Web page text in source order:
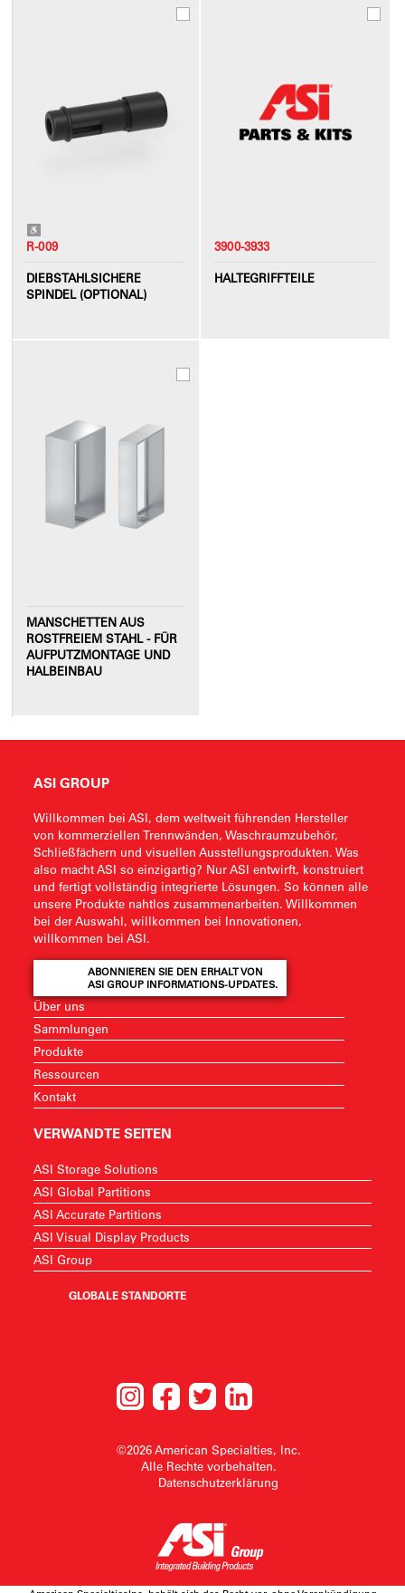
R-009
DIEBSTAHLSICHERE
SPINDEL (OPTIONAL)
3900-3933
HALTEGRIFFTEILE
MANSCHETTEN AUS
ROSTFREIEM STAHL - FÜR
AUFPUTZMONTAGE UND
HALBEINBAU
ASI GROUP
Willkommen bei ASI, dem weltweit führenden Hersteller
von kommerziellen Trennwänden, Waschraumzubehör,
Schließfächern und visuellen Ausstellungsprodukten. Was
also macht ASI so einzigartig? Nur ASI entwirft, konstruiert
und fertigt vollständig integrierte Lösungen. So können alle
unsere Produkte nahtlos zusammenarbeiten. Willkommen
bei der Auswahl, willkommen bei Innovationen,
willkommen bei ASI.
ABONNIEREN SIE DEN ERHALT VON
ASI GROUP INFORMATIONS-UPDATES.
Über uns
Sammlungen
Produkte
Ressourcen
Kontakt
VERWANDTE SEITEN
ASI Storage Solutions
ASI Global Partitions
ASI Accurate Partitions
ASI Visual Display Products
ASI Group
GLOBALE STANDORTE
©2026 American Specialties, Inc.
Alle Rechte vorbehalten.
Datenschutzerklärung